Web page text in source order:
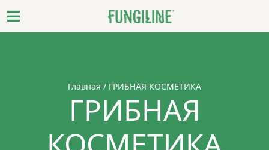
Главная / ГРИБНАЯ КОСМЕТИКА
ГРИБНАЯ